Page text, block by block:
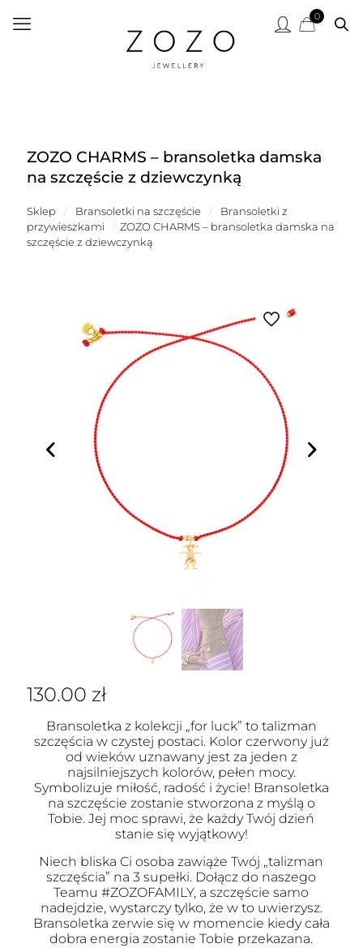
0
ZOZO CHARMS – bransoletka damska
na szczęście z dziewczynką
Sklep / Bransoletki na szczęście /
Bransoletki z
przywieszkami
/ ZOZO CHARMS – bransoletka damska na
szczęście z dziewczynką
130.00 zł
Bransoletka z kolekcji „for luck” to talizman
szczęścia w czystej postaci. Kolor czerwony już
od wieków uznawany jest za jeden z
najsilniejszych kolorów, pełen mocy.
Symbolizuje miłość, radość i życie! Bransoletka
na szczęście zostanie stworzona z myślą o
Tobie. Jej moc sprawi, że każdy Twój dzień
stanie się wyjątkowy!
Niech bliska Ci osoba zawiąże Twój „talizman
szczęścia” na 3 supełki. Dołącz do naszego
Teamu #ZOZOFAMILY, a szczęście samo
nadejdzie, wystarczy tylko, że w to uwierzysz.
Bransoletka zerwie się w momencie kiedy cała
dobra energia zostanie Tobie przekazana.